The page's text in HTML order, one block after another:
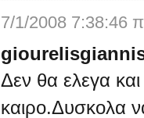
7/1/2008 7:38:46
Δεν θα ελεγα
καιρο.Δυσκολα